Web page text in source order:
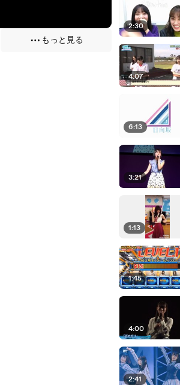
もっと見る
2:30
4:07
6:13
3:21
1:13
1:45
4:00
2:41